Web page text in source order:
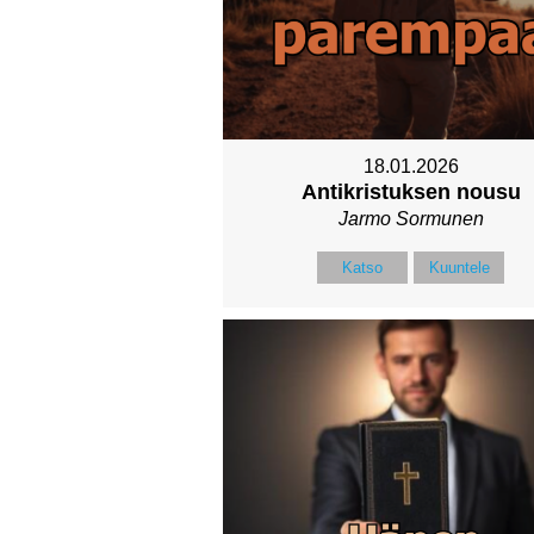
18.01.2026
Antikristuksen nousu
Jarmo Sormunen
Katso Kuuntele